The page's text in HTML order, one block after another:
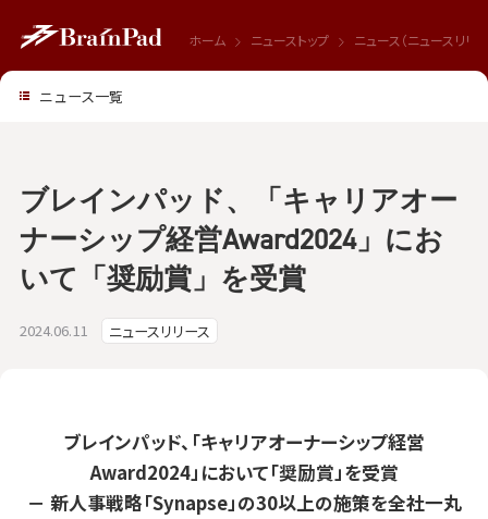
ホーム ニューストップ ニュース（ニュースリリー
2024.06.11 ニュースリリース
ブレインパッド、「キャリアオー
ナーシップ経営Award2024」にお
いて「奨励賞」を受賞
ブレインパッド、「キャリアオーナーシップ経営
Award2024」において「奨励賞」を受賞
－ 新人事戦略「Synapse」の30以上の施策を全社一丸
ニュース一覧